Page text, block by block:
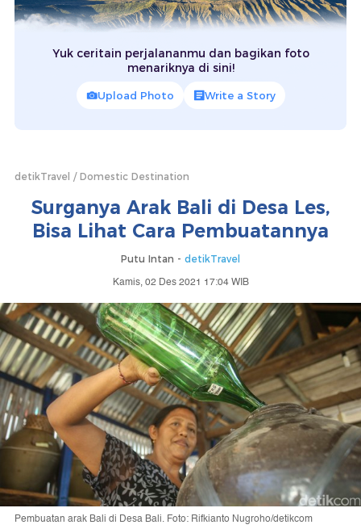
Yuk ceritain perjalananmu dan bagikan foto
menariknya di sini!
Upload Photo Write a Story
detikTravel Domestic Destination
Surganya Arak Bali di Desa Les,
Bisa Lihat Cara Pembuatannya
Putu Intan - detikTravel
Kamis, 02 Des 2021 17:04 WIB
Pembuatan arak Bali di Desa Bali. Foto: Rifkianto Nugroho/detikcom